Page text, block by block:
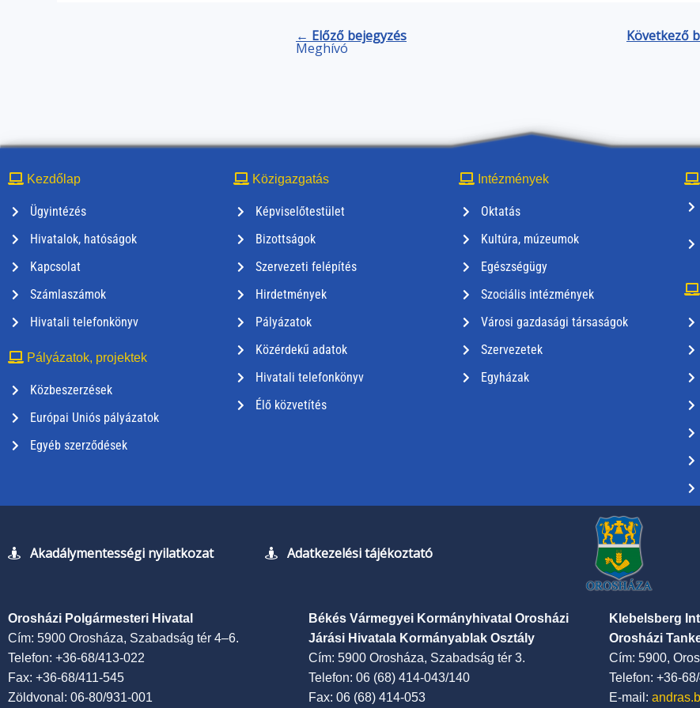
← Előző bejegyzés
Meghívó
Következő
Kezdőlap
Ügyintézés
Hivatalok, hatóságok
Kapcsolat
Számlaszámok
Hivatali telefonkönyv
Pályázatok, projektek
Közbeszerzések
Európai Uniós pályázatok
Egyéb szerződések
Közigazgatás
Képviselőtestület
Bizottságok
Szervezeti felépítés
Hirdetmények
Pályázatok
Közérdekű adatok
Hivatali telefonkönyv
Élő közvetítés
Intézmények
Oktatás
Kultúra, múzeumok
Egészségügy
Szociális intézmények
Városi gazdasági társaságok
Szervezetek
Egyházak
Akadálymentességi nyilatkozat Adatkezelési tájékoztató
Orosházi Polgármesteri Hivatal
Cím: 5900 Orosháza, Szabadság tér 4–6.
Telefon: +36-68/413-022
Fax: +36-68/411-545
Zöldvonal: 06-80/931-001
Békés Vármegyei Kormányhivatal Orosházi
Járási Hivatala Kormányablak Osztály
Cím: 5900 Orosháza, Szabadság tér 3.
Telefon: 06 (68) 414-043/140
Fax: 06 (68) 414-053
Klebelsberg
Orosházi
Cím: 5900,
Telefon: +36-
E-mail: